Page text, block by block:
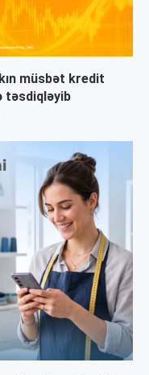
müsbət kredit
təsdiqləyib